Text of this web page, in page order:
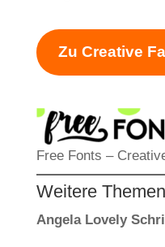
Zu Creative
Free Fonts –
Weitere
Angela Lovely